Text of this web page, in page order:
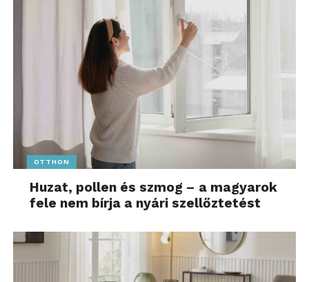
OTTHON
Huzat, pollen és szmog – a magyarok
fele nem bírja a nyári szellőztetést